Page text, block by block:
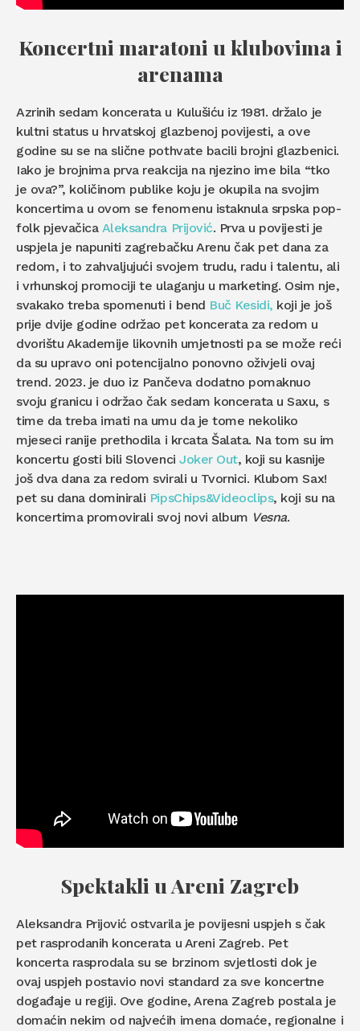
Koncertni maratoni u klubovima i
arenama
Azrinih sedam koncerata u Kulušiću iz 1981. držalo je
kultni status u hrvatskoj glazbenoj povijesti, a ove
godine su se na slične pothvate bacili brojni glazbenici.
Iako je brojnima prva reakcija na njezino ime bila “tko
je ova?”, količinom publike koju je okupila na svojim
koncertima u ovom se fenomenu istaknula srpska pop-
folk pjevačica Aleksandra Prijović. Prva u povijesti je
uspjela je napuniti zagrebačku Arenu čak pet dana za
redom, i to zahvaljujući svojem trudu, radu i talentu, ali
i vrhunskoj promociji te ulaganju u marketing. Osim nje,
svakako treba spomenuti i bend Buč Kesidi, koji je još
prije dvije godine održao pet koncerata za redom u
dvorištu Akademije likovnih umjetnosti pa se može reći
da su upravo oni potencijalno ponovno oživjeli ovaj
trend. 2023. je duo iz Pančeva dodatno pomaknuo
svoju granicu i održao čak sedam koncerata u Saxu, s
time da treba imati na umu da je tome nekoliko
mjeseci ranije prethodila i krcata Šalata. Na tom su im
koncertu gosti bili SlovenciJoker Out, koji su kasnije
još dva dana za redom svirali u Tvornici. Klubom Sax!
pet su dana dominirali PipsChips&Videoclips, koji su na
koncertima promovirali svoj novi album Vesna.
Spektakli u Areni Zagreb
Aleksandra Prijović ostvarila je povijesni uspjeh s čak
pet rasprodanih koncerata u Areni Zagreb. Pet
koncerta rasprodala su se brzinom svjetlosti dok je
ovaj uspjeh postavio novi standard za sve koncertne
događaje u regiji. Ove godine, Arena Zagreb postala je
domaćin nekim od najvećih imena domaće, regionalne i